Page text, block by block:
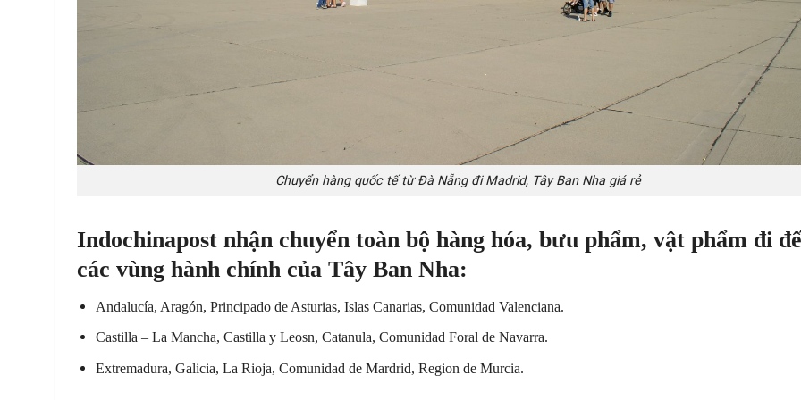
Chuyển hàng quốc tế từ Đà Nẵng đi Madrid, Tây Ban Nha giá rẻ
Indochinapost nhận chuyển toàn bộ hàng hóa, bưu phẩm, vật phẩm đi
các vùng hành chính của Tây Ban Nha:
Andalucía, Aragón, Principado de Asturias, Islas Canarias, Comunidad Valenciana.
Castilla – La Mancha, Castilla y Leosn, Catanula, Comunidad Foral de Navarra.
Extremadura, Galicia, La Rioja, Comunidad de Mardrid, Region de Murcia.